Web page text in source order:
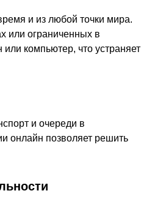
и из любой точки мира.
или ограниченных в
компьютер, что устраняет
и очереди в
онлайн позволяет решить